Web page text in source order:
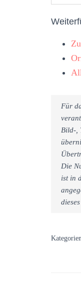
Für
Bild-,
Die
ist in